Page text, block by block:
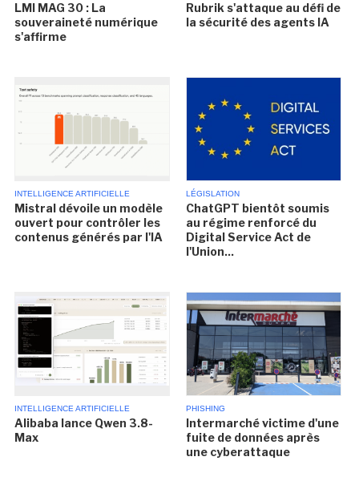
LMI MAG 30 : La
souveraineté numérique
s'affirme
Rubrik s'attaque au défi de
la sécurité des agents IA
INTELLIGENCE ARTIFICIELLE
Mistral dévoile un modèle
ouvert pour contrôler les
contenus générés par l'IA
LÉGISLATION
ChatGPT bientôt soumis
au régime renforcé du
Digital Service Act de
l'Union...
INTELLIGENCE ARTIFICIELLE
Alibaba lance Qwen 3.8-
Max
PHISHING
Intermarché victime d'une
fuite de données après
une cyberattaque